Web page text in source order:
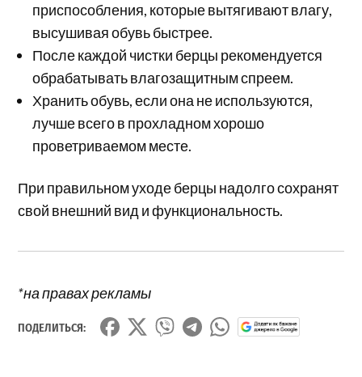
приспособления, которые вытягивают влагу,
высушивая обувь быстрее.
После каждой чистки берцы рекомендуется
обрабатывать влагозащитным спреем.
Хранить обувь, если она не используются,
лучше всего в прохладном хорошо
проветриваемом месте.
При правильном уходе берцы надолго сохранят
свой внешний вид и функциональность.
*на правах рекламы
ПОДЕЛИТЬСЯ: